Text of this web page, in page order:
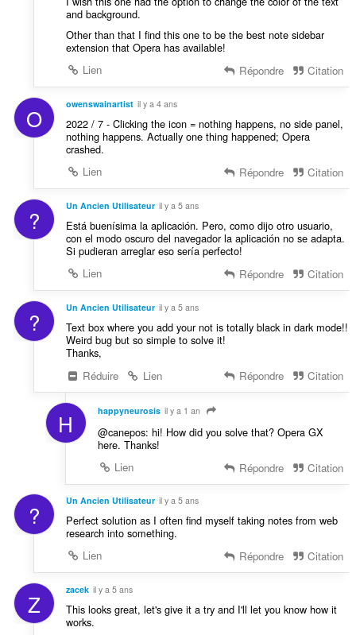
and background.
Other than that I find this one to be the best note sidebar
extension that Opera has available!
Lien
Répondre Citation
O owenswainartist il y a 4 ans
2022 / 7 - Clicking the icon = nothing happens, no side panel,
nothing happens. Actually one thing happened; Opera
crashed.
Lien
Répondre Citation
? Un Ancien Utilisateur il y a 5 ans
Está buenísima la aplicación. Pero, como dijo otro usuario,
con el modo oscuro del navegador la aplicación no se adapta.
Si pudieran arreglar eso sería perfecto!
Lien
Répondre Citation
? Un Ancien Utilisateur il y a 5 ans
Text box where you add your not is totally black in dark mode!!
Weird bug but so simple to solve it!
Thanks,
Réduire
Lien Répondre Citation
H happyneurosis il y a 1 an
@canepos: hi! How did you solve that? Opera GX
here. Thanks!
Lien
Répondre Citation
? Un Ancien Utilisateur il y a 5 ans
Perfect solution as I often find myself taking notes from web
research into something.
Lien
Répondre Citation
Z zacek il y a 5 ans
This looks great, let's give it a try and I'll let you know how it
works.